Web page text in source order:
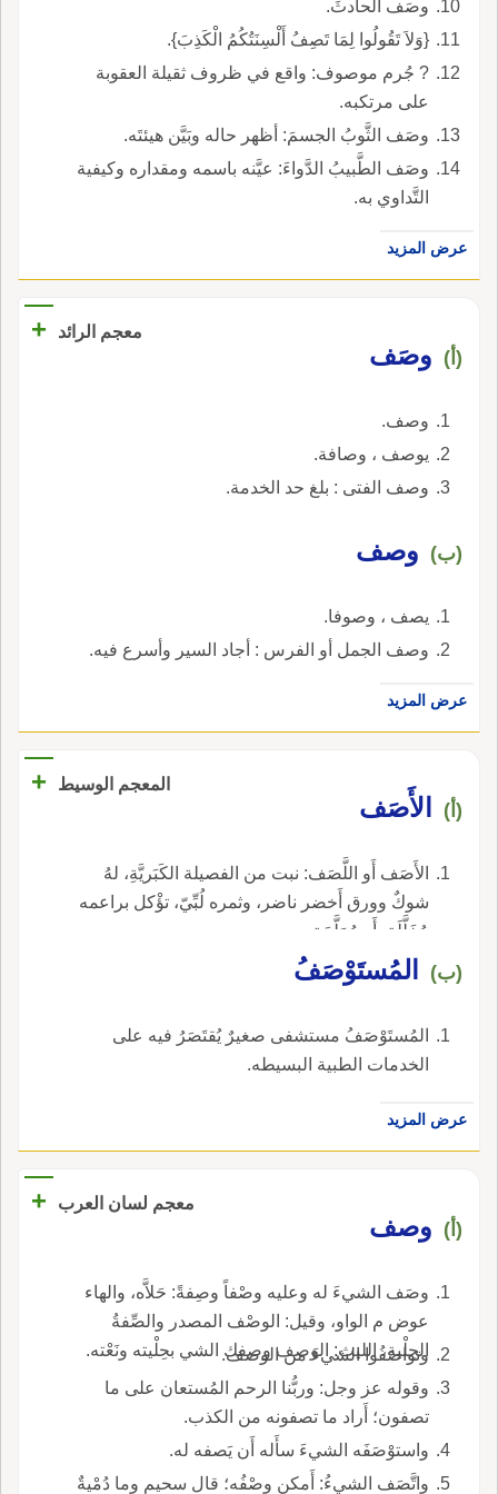
وصَف الحادثَ.
{وَلاَ تَقُولُوا لِمَا تَصِفُ أَلْسِنَتُكُمُ الْكَذِبَ}.
? جُرم موصوف: واقع في ظروف ثقيلة العقوبة
على مرتكبه.
وصَف الثَّوبُ الجسمَ: أظهر حاله وبَيَّن هيئتَه.
وصَف الطَّبيبُ الدَّواءَ: عيَّنه باسمه ومقداره وكيفية
التَّداوي به.
عرض المزيد
معجم الرائد +
(أ) وصَف
وصف.
يوصف ، وصافة.
وصف الفتى : بلغ حد الخدمة.
(ب) وصف
يصف ، وصوفا.
وصف الجمل أو الفرس : أجاد السير وأسرع فيه.
عرض المزيد
المعجم الوسيط +
(أ) الأَصَف
الأَصَف أَو اللَّصَف: نبت من الفصيلة الكَبَريَّةِ، لهُ
شوكٌ وورق أَخضر ناضر، وثمره لُبِّيّ، تؤْكل براعمه
مُخَلَّلَة، أَو مُمَلَّحَة.
(ب) المُستَوْصَفُ
المُستَوْصَفُ مستشفى صغيرٌ يُقتَصَرُ فيه على
الخدمات الطبية البسيطه.
عرض المزيد
معجم لسان العرب +
(أ) وصف
وصَف الشيءَ له وعليه وصْفاً وصِفةً: حَلاَّه، والهاء
عوض م الواو، وقيل: الوصْف المصدر والصِّفةُ
الحِلْية، الليث: الوصف وصفك الشي بحِلْيته ونَعْته.
وتواصَفُوا الشيءَ من الوصف.
وقوله عز وجل: وربُّنا الرحم المُستعان على ما
تصفون؛ أَراد ما تصفونه من الكذب.
واستوْصَفَه الشيءَ سأَله أَن يَصفه له.
واتَّصَف الشيءُ: أَمكن وصْفُه؛ قال سحيم وما دُمْيةٌ